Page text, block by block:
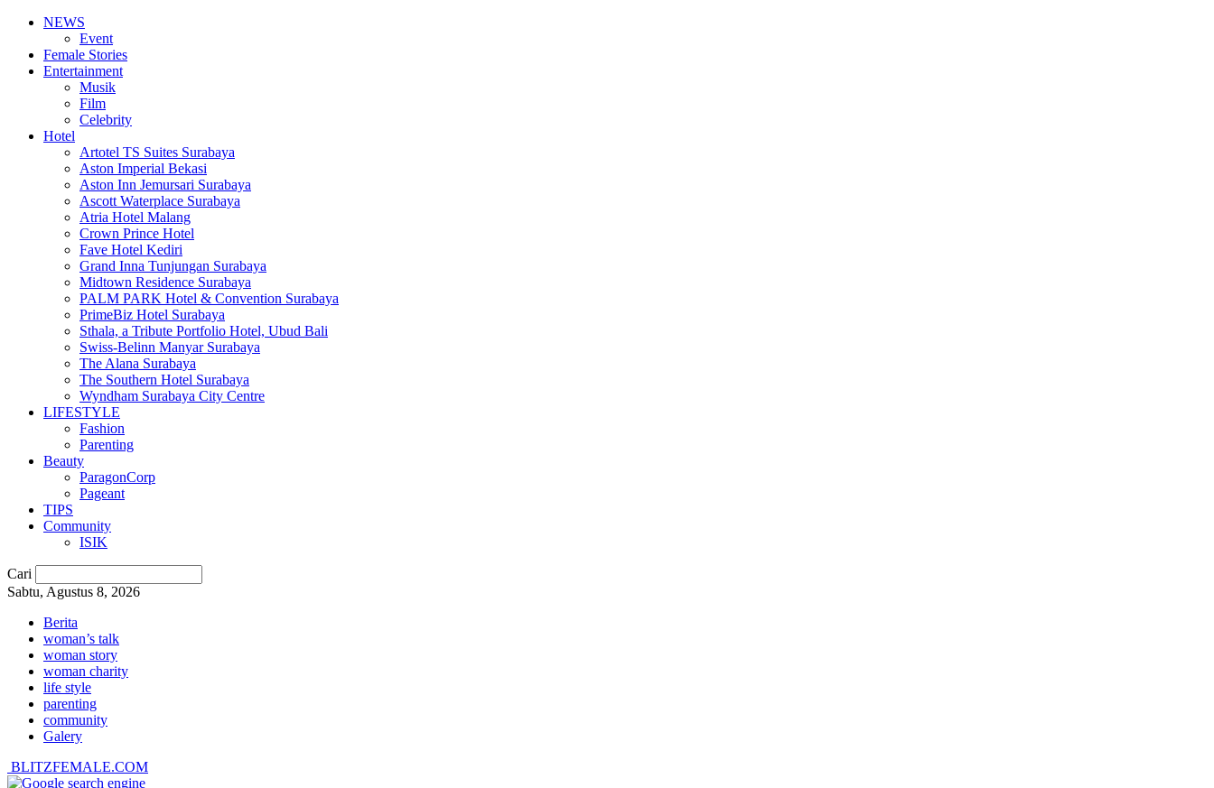
NEWS
Event
Female Stories
Entertainment
Musik
Film
Celebrity
Hotel
Artotel TS Suites Surabaya
Aston Imperial Bekasi
Aston Inn Jemursari Surabaya
Ascott Waterplace Surabaya
Atria Hotel Malang
Crown Prince Hotel
Fave Hotel Kediri
Grand Inna Tunjungan Surabaya
Midtown Residence Surabaya
PALM PARK Hotel & Convention Surabaya
PrimeBiz Hotel Surabaya
Sthala, a Tribute Portfolio Hotel, Ubud Bali
Swiss-Belinn Manyar Surabaya
The Alana Surabaya
The Southern Hotel Surabaya
Wyndham Surabaya City Centre
LIFESTYLE
Fashion
Parenting
Beauty
ParagonCorp
Pageant
TIPS
Community
ISIK
Cari
Sabtu, Agustus 8, 2026
Berita
woman’s talk
woman story
woman charity
life style
parenting
community
Galery
BLITZFEMALE.COM